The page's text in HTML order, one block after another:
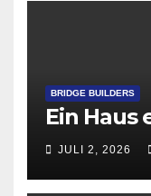
BRIDGE BUILDERS
Ein Haus
JULI 2, 2026